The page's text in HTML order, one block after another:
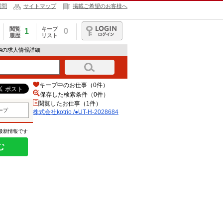
問 サイトマップ 掲載ご希望のお客様へ
閲覧
履歴
1
キープ
リスト
0
ログイン
求人情報詳細
プ
新情報です
キープ中のお仕事（0件）
保存した検索条件（0件）
閲覧したお仕事（1件）
株式会社kotrio /●UT-H-2028684